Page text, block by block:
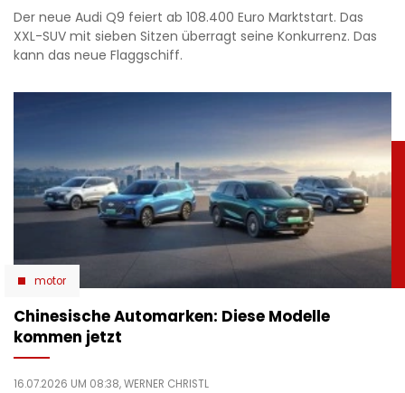
Der neue Audi Q9 feiert ab 108.400 Euro Marktstart. Das
XXL-SUV mit sieben Sitzen überragt seine Konkurrenz. Das
kann das neue Flaggschiff.
motor
Chinesische Automarken: Diese Modelle
kommen jetzt
16.07.2026 UM 08:38,WERNER CHRISTL